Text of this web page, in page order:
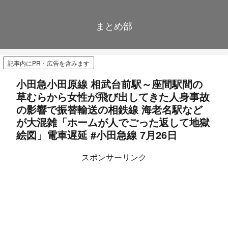
まとめ部
記事内にPR・広告を含みます
小田急小田原線 相武台前駅～座間駅間の
草むらから女性が飛び出してきた人身事故
の影響で振替輸送の相鉄線 海老名駅など
が大混雑「ホームが人でごった返して地獄
絵図」電車遅延 #小田急線 7月26日
スポンサーリンク